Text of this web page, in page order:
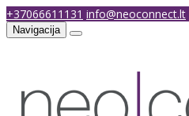
+37066611131 info@neoconnect.lt
Navigacija